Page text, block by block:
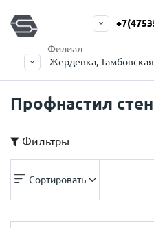
Филиал
Жердевка, Тамбовская
Профнастил
Фильтры
Сортировать